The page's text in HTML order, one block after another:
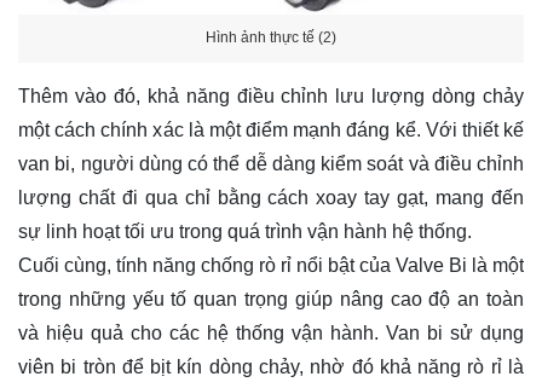
Hình ảnh thực tế (2)
Thêm vào đó, khả năng điều chỉnh lưu lượng dòng chảy
một cách chính xác là một điểm mạnh đáng kể. Với thiết kế
van bi, người dùng có thể dễ dàng kiểm soát và điều chỉnh
lượng chất đi qua chỉ bằng cách xoay tay gạt, mang đến
sự linh hoạt tối ưu trong quá trình vận hành hệ thống.
Cuối cùng, tính năng chống rò rỉ nổi bật của Valve Bi là một
trong những yếu tố quan trọng giúp nâng cao độ an toàn
và hiệu quả cho các hệ thống vận hành. Van bi sử dụng
viên bi tròn để bịt kín dòng chảy, nhờ đó khả năng rò rỉ là